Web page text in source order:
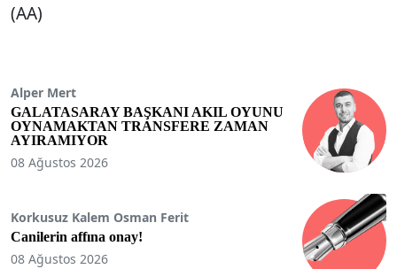
(AA)
Alper Mert
GALATASARAY BAŞKANI AKIL OYUNU
OYNAMAKTAN TRANSFERE ZAMAN
AYIRAMIYOR
08 Ağustos 2026
Korkusuz Kalem Osman Ferit
Canilerin affına onay!
08 Ağustos 2026